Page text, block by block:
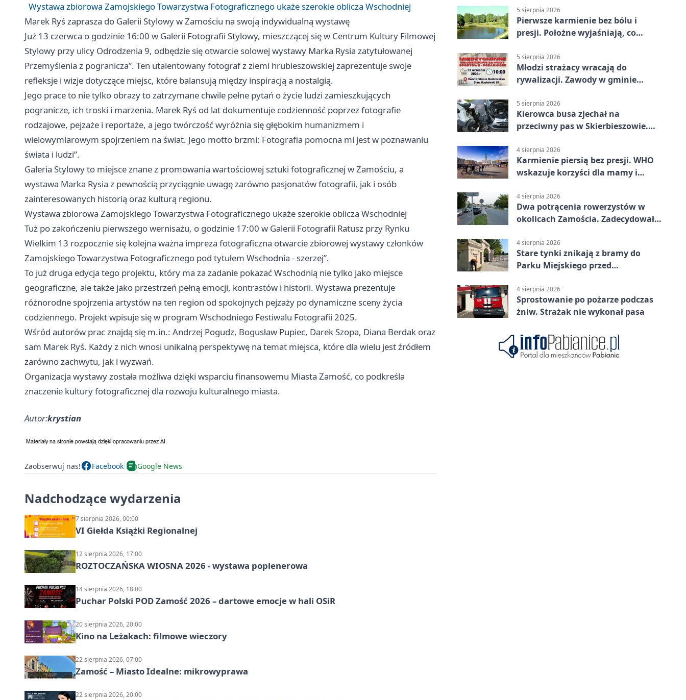
Wystawa zbiorowa Zamojskiego Towarzystwa Fotograficznego ukaże szerokie oblicza Wschodniej
Marek Ryś zaprasza do Galerii Stylowy w Zamościu na swoją indywidualną wystawę
Już 13 czerwca o godzinie 16:00 w Galerii Fotografii Stylowy, mieszczącej się w Centrum Kultury Filmowej
Stylowy przy ulicy Odrodzenia 9, odbędzie się otwarcie solowej wystawy Marka Rysia zatytułowanej
Przemyślenia z pogranicza”. Ten utalentowany fotograf z ziemi hrubieszowskiej zaprezentuje swoje
refleksje i wizje dotyczące miejsc, które balansują między inspiracją a nostalgią.
Jego prace to nie tylko obrazy to zatrzymane chwile pełne pytań o życie ludzi zamieszkujących
pogranicze, ich troski i marzenia. Marek Ryś od lat dokumentuje codzienność poprzez fotografie
rodzajowe, pejzaże i reportaże, a jego twórczość wyróżnia się głębokim humanizmem i
wielowymiarowym spojrzeniem na świat. Jego motto brzmi: Fotografia pomocna mi jest w poznawaniu
świata i ludzi”.
Galeria Stylowy to miejsce znane z promowania wartościowej sztuki fotograficznej w Zamościu, a
wystawa Marka Rysia z pewnością przyciągnie uwagę zarówno pasjonatów fotografii, jak i osób
zainteresowanych historią oraz kulturą regionu.
Wystawa zbiorowa Zamojskiego Towarzystwa Fotograficznego ukaże szerokie oblicza Wschodniej
Tuż po zakończeniu pierwszego wernisażu, o godzinie 17:00 w Galerii Fotografii Ratusz przy Rynku
Wielkim 13 rozpocznie się kolejna ważna impreza fotograficzna otwarcie zbiorowej wystawy członków
Zamojskiego Towarzystwa Fotograficznego pod tytułem Wschodnia - szerzej”.
To już druga edycja tego projektu, który ma za zadanie pokazać Wschodnią nie tylko jako miejsce
geograficzne, ale także jako przestrzeń pełną emocji, kontrastów i historii. Wystawa prezentuje
różnorodne spojrzenia artystów na ten region od spokojnych pejzaży po dynamiczne sceny życia
codziennego. Projekt wpisuje się w program Wschodniego Festiwalu Fotografii 2025.
Wśród autorów prac znajdą się m.in.: Andrzej Pogudz, Bogusław Pupiec, Darek Szopa, Diana Berdak oraz
sam Marek Ryś. Każdy z nich wnosi unikalną perspektywę na temat miejsca, które dla wielu jest źródłem
zarówno zachwytu, jak i wyzwań.
Organizacja wystawy została możliwa dzięki wsparciu finansowemu Miasta Zamość, co podkreśla
znaczenie kultury fotograficznej dla rozwoju kulturalnego miasta.
Autor:krystian
Zaobserwuj nas! Facebook Google News
Nadchodzące wydarzenia
7 sierpnia 2026, 00:00
VI Giełda Książki Regionalnej
12 sierpnia 2026, 17:00
ROZTOCZAŃSKA WIOSNA 2026 - wystawa poplenerowa
14 sierpnia 2026, 18:00
Puchar Polski POD Zamość 2026 – dartowe emocje w hali OSiR
20 sierpnia 2026, 20:00
Kino na Leżakach: filmowe wieczory
22 sierpnia 2026, 07:00
Zamość – Miasto Idealne: mikrowyprawa
22 sierpnia 2026, 20:00
5 sierpnia 2026
Pierwsze karmienie bez bólu i
presji. Położne wyjaśniają, co
5 sierpnia 2026
Młodzi strażacy wracają do
rywalizacji. Zawody w gminie
5 sierpnia 2026
Kierowca busa zjechał na
przeciwny pas w Skierbieszowie.
4 sierpnia 2026
Karmienie piersią bez presji. WHO
wskazuje korzyści dla mamy i
4 sierpnia 2026
Dwa potrącenia rowerzystów w
okolicach Zamościa. Zadecydowało
4 sierpnia 2026
Stare tynki znikają z bramy do
Parku Miejskiego przed
4 sierpnia 2026
Sprostowanie po pożarze podczas
żniw. Strażak nie wykonał pasa